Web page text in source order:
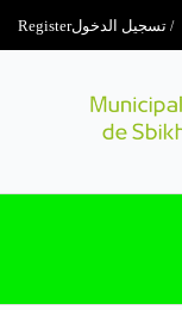
تسجيل الدخولRegister